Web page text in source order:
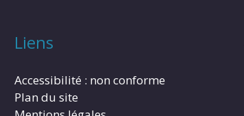
Liens
Accessibilité : non conforme
Plan du site